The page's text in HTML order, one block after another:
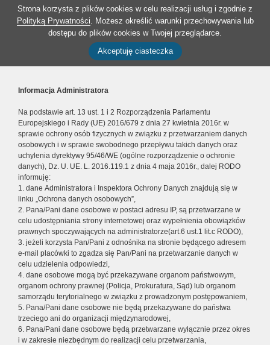
Strona korzysta z plików cookies w celu realizacji usług i zgodnie z
Polityką Prywatności. Możesz określić warunki przechowywania lub
dostępu do plików cookies w Twojej przeglądarce.
Akceptuję ciasteczka
Informacja Administratora
Na podstawie art. 13 ust. 1 i 2 Rozporządzenia Parlamentu
Europejskiego i Rady (UE) 2016/679 z dnia 27 kwietnia 2016r. w
sprawie ochrony osób fizycznych w związku z przetwarzaniem danych
osobowych i w sprawie swobodnego przepływu takich danych oraz
uchylenia dyrektywy 95/46/WE (ogólne rozporządzenie o ochronie
danych), Dz. U. UE. L. 2016.119.1 z dnia 4 maja 2016r., dalej RODO
informuję:
1. dane Administratora i Inspektora Ochrony Danych znajdują się w
linku „Ochrona danych osobowych”,
2. Pana/Pani dane osobowe w postaci adresu IP, są przetwarzane w
celu udostępniania strony internetowej oraz wypełnienia obowiązków
prawnych spoczywających na administratorze(art.6 ust.1 lit.c RODO),
3. jeżeli korzysta Pan/Pani z odnośnika na stronie będącego adresem
e-mail placówki to zgadza się Pan/Pani na przetwarzanie danych w
celu udzielenia odpowiedzi,
4. dane osobowe mogą być przekazywane organom państwowym,
organom ochrony prawnej (Policja, Prokuratura, Sąd) lub organom
samorządu terytorialnego w związku z prowadzonym postępowaniem,
5. Pana/Pani dane osobowe nie będą przekazywane do państwa
trzeciego ani do organizacji międzynarodowej,
6. Pana/Pani dane osobowe będą przetwarzane wyłącznie przez okres
i w zakresie niezbędnym do realizacji celu przetwarzania,